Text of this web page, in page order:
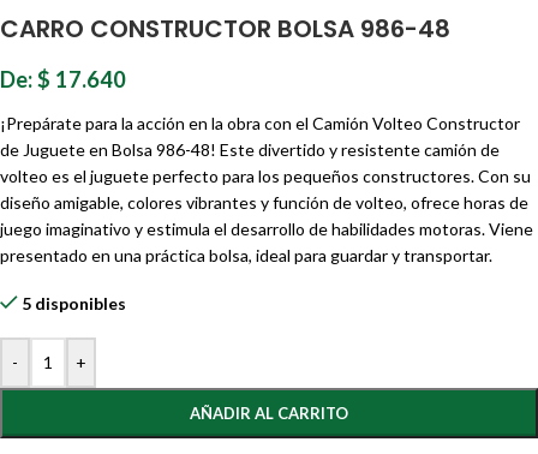
CARRO CONSTRUCTOR BOLSA 986-48
De:$ 17.640
¡Prepárate para la acción en la obra con el Camión Volteo Constructor
de Juguete en Bolsa 986-48! Este divertido y resistente camión de
volteo es el juguete perfecto para los pequeños constructores. Con su
diseño amigable, colores vibrantes y función de volteo, ofrece horas de
juego imaginativo y estimula el desarrollo de habilidades motoras. Viene
presentado en una práctica bolsa, ideal para guardar y transportar.
5 disponibles
- +
AÑADIR AL CARRITO